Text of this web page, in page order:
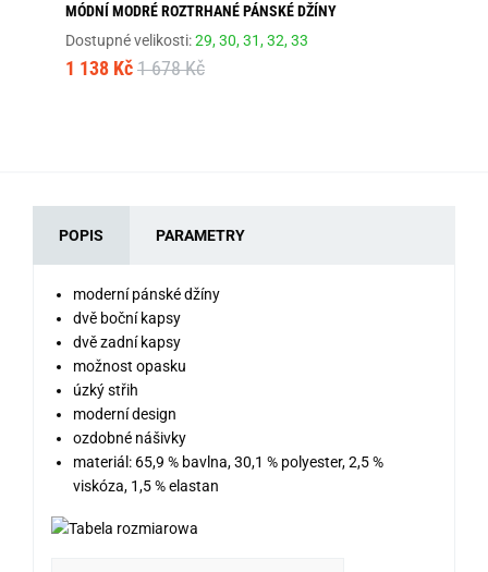
MÓDNÍ MODRÉ ROZTRHANÉ PÁNSKÉ DŽÍNY
Dostupné velikosti:29,30,31,32,33
1 138 Kč 1 678 Kč
POPIS PARAMETRY
moderní pánské džíny
dvě boční kapsy
dvě zadní kapsy
možnost opasku
úzký střih
moderní design
ozdobné nášivky
materiál: 65,9 % bavlna, 30,1 % polyester, 2,5 %
viskóza, 1,5 % elastan